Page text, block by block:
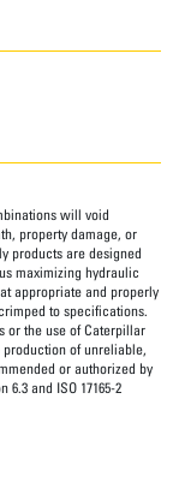
will void
property damage, or
products are designed
maximizing hydraulic
appropriate and properly
to specifications.
or the use of Caterpillar
of unreliable,
or authorized by
and ISO 17165-2